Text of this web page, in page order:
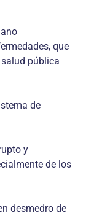
que
pública
de
y
de los
desmedro de